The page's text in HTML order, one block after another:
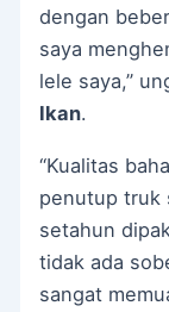
dengan
saya
lele saya,”
Ikan.
“Kualitas
penutup truk
setahun
tidak ada
sangat